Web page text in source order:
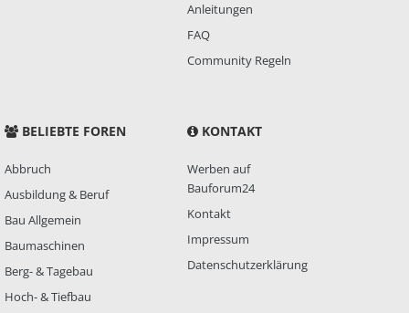
Anleitungen
FAQ
Community Regeln
BELIEBTE FOREN
Abbruch
Ausbildung & Beruf
Bau Allgemein
Baumaschinen
Berg- & Tagebau
Hoch- & Tiefbau
KONTAKT
Werben auf
Bauforum24
Kontakt
Impressum
Datenschutzerklärung